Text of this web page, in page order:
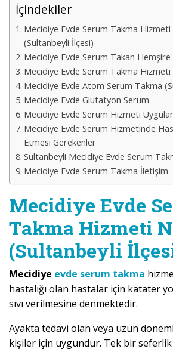
İçindekiler
Mecidiye Evde Serum Takma Hizmeti
(Sultanbeyli İlçesi)
Mecidiye Evde Serum Takan Hemşire
Mecidiye Evde Serum Takma Hizmeti
Mecidiye Evde Atom Serum Takma
Mecidiye Evde Glutatyon Serum
Mecidiye Evde Serum Hizmeti
Mecidiye Evde Serum Hizmetinde
Etmesi Gerekenler
Sultanbeyli Mecidiye Evde Serum
Mecidiye Evde Serum Takma İletişim
Mecidiye Evde
Takma Hizmeti
(Sultanbeyli
Mecidiye evde serum takma
hastalığı olan hastalar için katater
sıvı verilmesine denmektedir.
Ayakta tedavi olan veya uzun
kişiler için uygundur. Tek bir